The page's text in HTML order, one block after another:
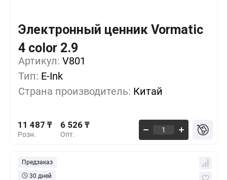
Электронный ценник Vormatic
4 color 2.9
Артикул: V801
Тип: E-Ink
Страна производитель: Китай
Розн.
11 487 ₸
Опт.
6 526 ₸
1+ 0%
500+
1000+ -37%
Предзаказ
30 дней